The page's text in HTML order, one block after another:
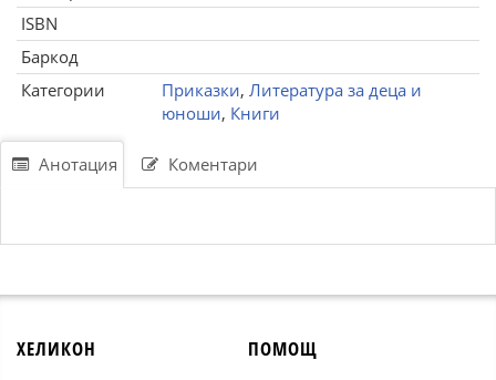
ISBN
Баркод
Категории
Приказки, Литература за деца и
юноши, Книги
Анотация Коментари
ХЕЛИКОН ПОМОЩ